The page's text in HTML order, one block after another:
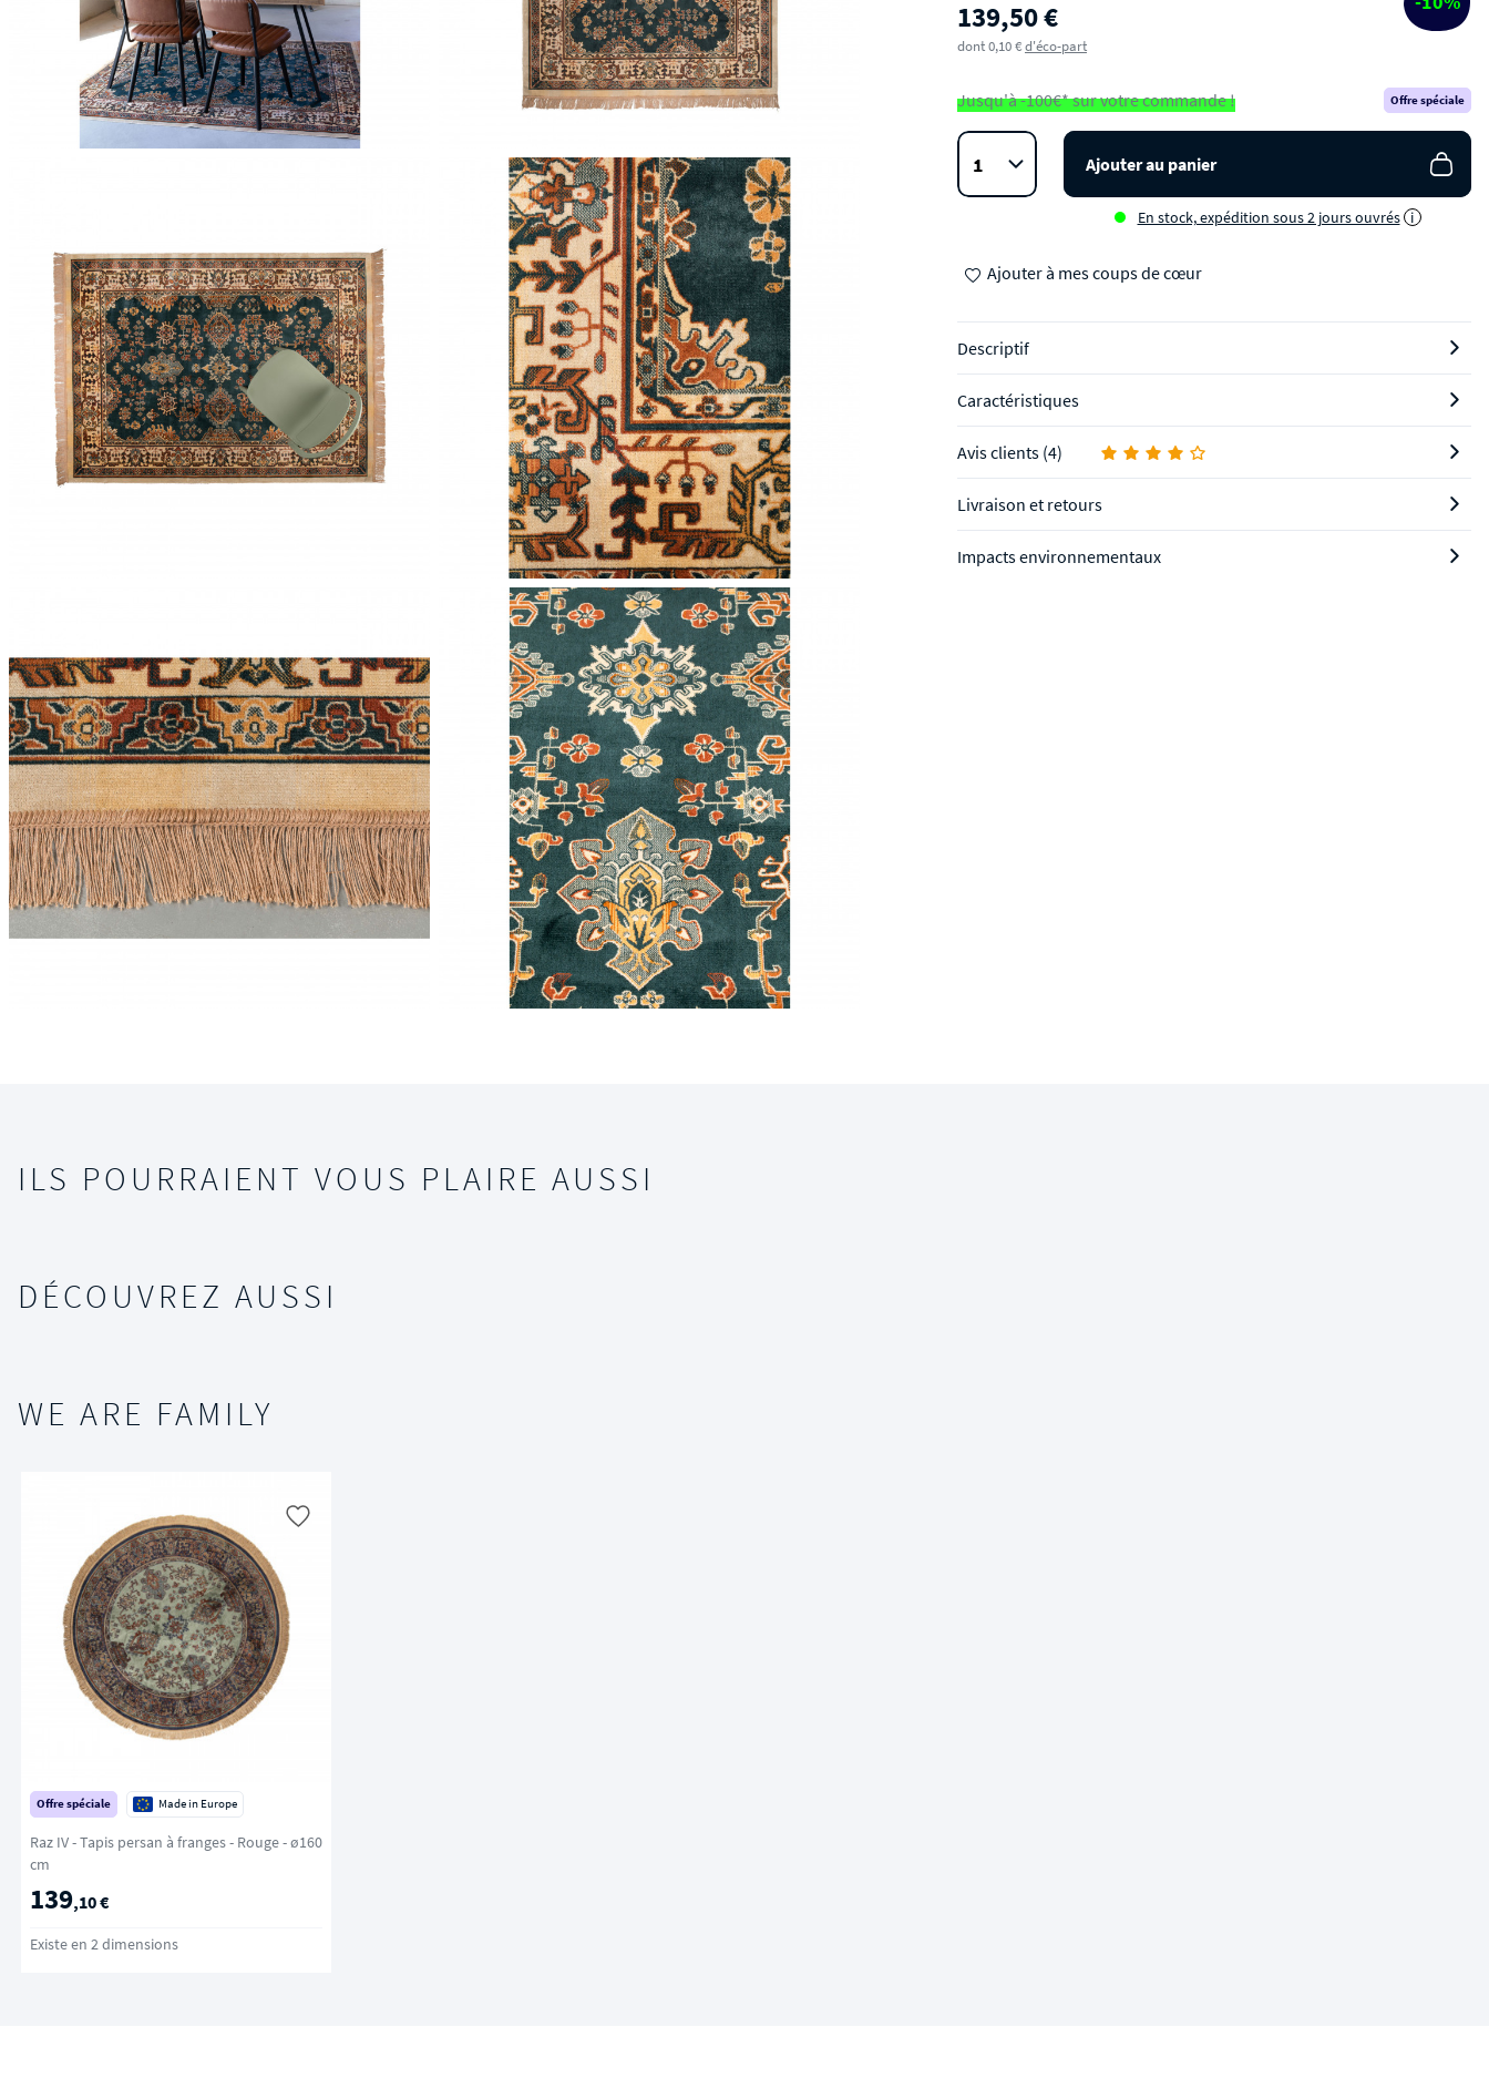
139,50 €
dont 0,10 €d'éco-part
Jusqu'à -100€* sur votre commande ! Offre spéciale
Ajouter au panier
En stock, expédition sous 2 jours ouvrés i
Ajouter à mes coups de cœur
Descriptif
Caractéristiques
Avis clients (4)
Livraison et retours
Impacts environnementaux
ILS POURRAIENT VOUS PLAIRE AUSSI
DÉCOUVREZ AUSSI
WE ARE FAMILY
Offre spéciale Made in Europe
Raz IV - Tapis persan à franges - Rouge - ø160
cm
139,10 €
Existe en 2 dimensions